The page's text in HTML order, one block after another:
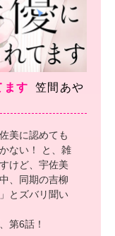
ます
笠間あや
美に認めても
ない！ と、雑
けど、宇佐美
、同期の吉柳
とズバリ聞い
第6話！